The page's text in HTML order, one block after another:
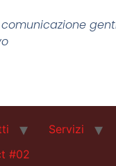
Servizi
#02